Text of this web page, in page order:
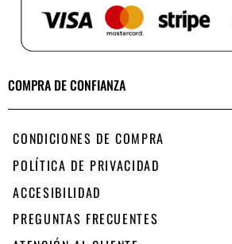
COMPRA DE CONFIANZA
CONDICIONES DE COMPRA
POLÍTICA DE PRIVACIDAD
ACCESIBILIDAD
PREGUNTAS FRECUENTES